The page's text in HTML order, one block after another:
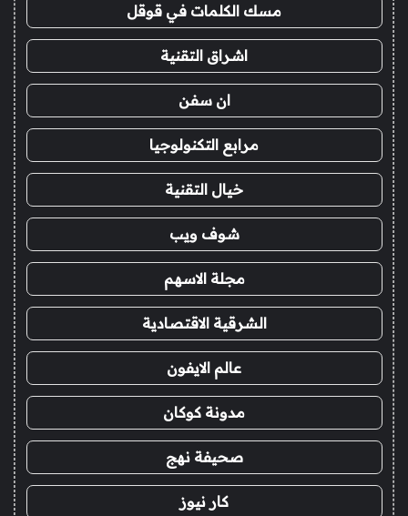
مسك الكلمات في قوقل
اشراق التقنية
ان سفن
مرابع التكنولوجيا
خيال التقنية
شوف ويب
مجلة الاسهم
الشرقية الاقتصادية
عالم الايفون
مدونة كوكان
صحيفة نهج
كار نيوز